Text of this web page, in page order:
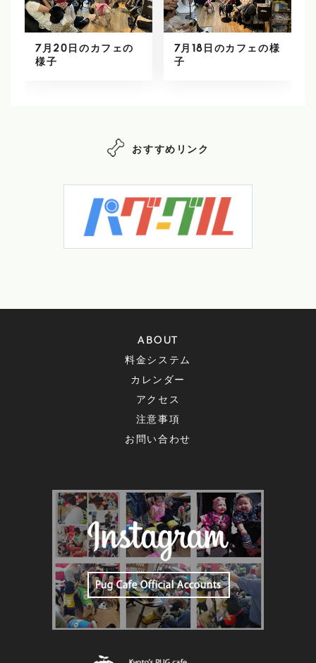
7月20日のカフェの
様子
7月18日のカフェの様
子
おすすめリンク
ABOUT
料金システム
カレンダー
アクセス
注意事項
お問い合わせ